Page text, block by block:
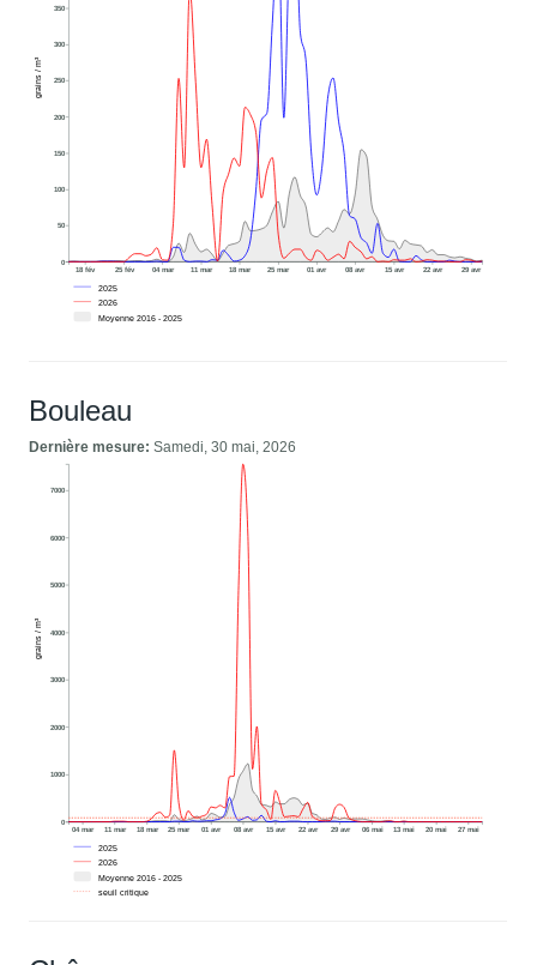
2025
2026
Moyenne 2016 - 2025
18 fév 25 fév 04 mar 11 mar 18 mar 25 mar 01 avr 08 avr 15 avr 22 avr 29 avr
0
50
100
150
200
250
300
350
grains / m³
Bouleau
Dernière mesure:Samedi, 30 mai, 2026
2025
2026
Moyenne 2016 - 2025
seuil critique
04 mar 11 mar 18 mar 25 mar 01 avr 08 avr 15 avr 22 avr 29 avr 06 mai 13 mai 20 mai 27 mai
0
1000
2000
3000
4000
5000
6000
7000
grains / m³